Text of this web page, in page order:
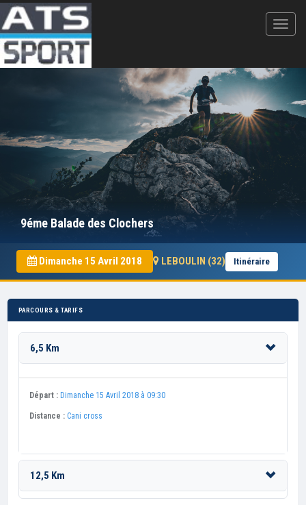
9éme Balade des Clochers
Dimanche 15 Avril 2018 LEBOULIN (32) Itinéraire
PARCOURS & TARIFS
6,5 Km
Départ : Dimanche 15 Avril 2018 à 09:30
Distance : Cani cross
12,5 Km